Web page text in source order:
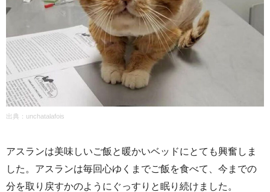
出典：unchatalafois
アスランは美味しいご飯と暖かいベッドにとても興奮しま
した。アスランは毎回心ゆくまでご飯を食べて、今までの
分を取り戻すかのようにぐっすりと眠り続けました。